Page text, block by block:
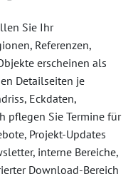
Sie Ihr
Referenzen,
erscheinen als
Detailseiten je
Eckdaten,
pflegen Sie Termine für
Projekt-Updates
interne Bereiche,
Download-Bereich